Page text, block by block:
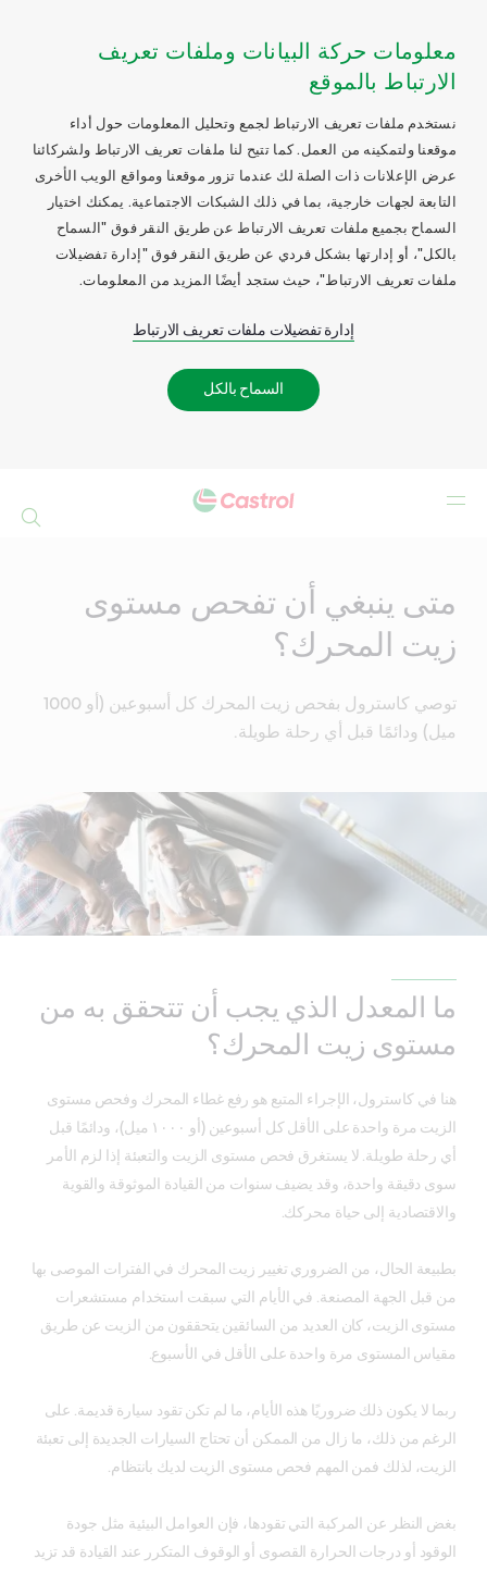
معلومات حركة البيانات وملفات تعريف
الارتباط بالموقع
نستخدم ملفات تعريف الارتباط لجمع وتحليل المعلومات حول أداء
موقعنا ولتمكينه من العمل. كما تتيح لنا ملفات تعريف الارتباط ولشركائنا
عرض الإعلانات ذات الصلة لك عندما تزور موقعنا ومواقع الويب الأخرى
التابعة لجهات خارجية، بما في ذلك الشبكات الاجتماعية. يمكنك اختيار
السماح بجميع ملفات تعريف الارتباط عن طريق النقر فوق "السماح
بالكل"، أو إدارتها بشكل فردي عن طريق النقر فوق "إدارة تفضيلات
ملفات تعريف الارتباط"، حيث ستجد أيضًا المزيد من المعلومات.
إدارة تفضيلات ملفات تعريف الارتباط
السماح بالكل
متى ينبغي أن تفحص مستوى
زيت المحرك؟
توصي كاسترول بفحص زيت المحرك كل أسبوعين (أو 1000
ميل) ودائمًا قبل أي رحلة طويلة.
ما المعدل الذي يجب أن تتحقق به من
مستوى زيت المحرك؟
هنا في كاسترول، الإجراء المتبع هو رفع غطاء المحرك وفحص مستوى
الزيت مرة واحدة على الأقل كل أسبوعين (أو ١٠٠٠ ميل)، ودائمًا قبل
أي رحلة طويلة. لا يستغرق فحص مستوى الزيت والتعبئة إذا لزم الأمر
سوى دقيقة واحدة، وقد يضيف سنوات من القيادة الموثوقة والقوية
والاقتصادية إلى حياة محركك.
بطبيعة الحال، من الضروري تغيير زيت المحرك في الفترات الموصى بها
من قبل الجهة المصنعة. في الأيام التي سبقت استخدام مستشعرات
مستوى الزيت، كان العديد من السائقين يتحققون من الزيت عن طريق
مقياس المستوى مرة واحدة على الأقل في الأسبوع.
ربما لا يكون ذلك ضروريًا هذه الأيام، ما لم تكن تقود سيارة قديمة. على
الرغم من ذلك، ما زال من الممكن أن تحتاج السيارات الجديدة إلى تعبئة
الزيت، لذلك فمن المهم فحص مستوى الزيت لديك بانتظام.
بغض النظر عن المركبة التي تقودها، فإن العوامل البيئية مثل جودة
الوقود أو درجات الحرارة القصوى أو الوقوف المتكرر عند القيادة قد تزيد